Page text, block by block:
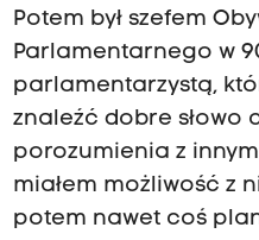
Potem był szefem
Parlamentarnego w
parlamentarzystą,
znaleźć dobre słowo
porozumienia z
miałem możliwość z
potem nawet coś